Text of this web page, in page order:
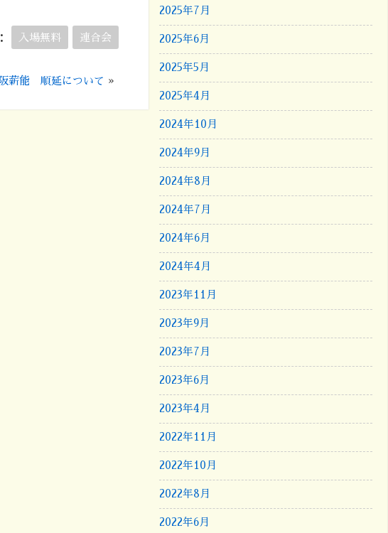
入場無料 連合会
薪能 順延について »
2025年7月
2025年6月
2025年5月
2025年4月
2024年10月
2024年9月
2024年8月
2024年7月
2024年6月
2024年4月
2023年11月
2023年9月
2023年7月
2023年6月
2023年4月
2022年11月
2022年10月
2022年8月
2022年6月